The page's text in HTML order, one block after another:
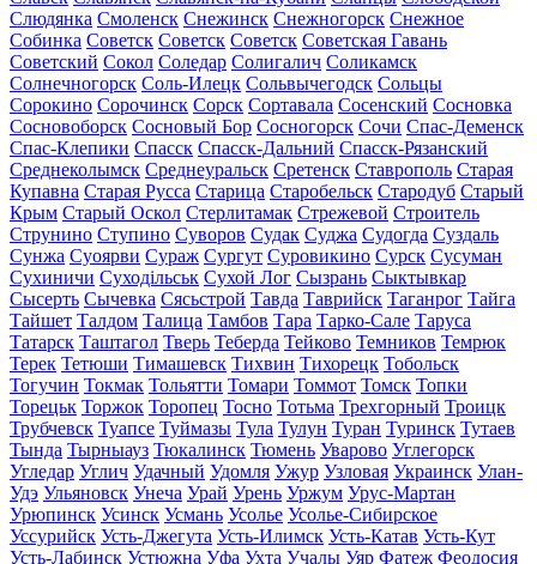
Слюдянка Смоленск Снежинск Снежногорск Снежное
Собинка Советск Советск Советск Советская Гавань
Советский Сокол Соледар Солигалич Соликамск
Солнечногорск Соль-Илецк Сольвычегодск Сольцы
Сорокино Сорочинск Сорск Сортавала Сосенский Сосновка
Сосновоборск Сосновый Бор Сосногорск Сочи Спас-Деменск
Спас-Клепики Спасск Спасск-Дальний Спасск-Рязанский
Среднеколымск Среднеуральск Сретенск Ставрополь Старая
Купавна Старая Русса Старица Старобельск Стародуб Старый
Крым Старый Оскол Стерлитамак Стрежевой Строитель
Струнино Ступино Суворов Судак Суджа Судогда Суздаль
Сунжа Суоярви Сураж Сургут Суровикино Сурск Сусуман
Сухиничи Суходільськ Сухой Лог Сызрань Сыктывкар
Сысерть Сычевка Сясьстрой Тавда Таврийск Таганрог Тайга
Тайшет Талдом Талица Тамбов Тара Тарко-Сале Таруса
Татарск Таштагол Тверь Теберда Тейково Темников Темрюк
Терек Тетюши Тимашевск Тихвин Тихорецк Тобольск
Тогучин Токмак Тольятти Томари Томмот Томск Топки
Торецьк Торжок Торопец Тосно Тотьма Трехгорный Троицк
Трубчевск Туапсе Туймазы Тула Тулун Туран Туринск Тутаев
Тында Тырныауз Тюкалинск Тюмень Уварово Углегорск
Угледар Углич Удачный Удомля Ужур Узловая Украинск Улан-
Удэ Ульяновск Унеча Урай Урень Уржум Урус-Мартан
Урюпинск Усинск Усмань Усолье Усолье-Сибирское
Уссурийск Усть-Джегута Усть-Илимск Усть-Катав Усть-Кут
Усть-Лабинск Устюжна Уфа Ухта Учалы Уяр Фатеж Феодосия